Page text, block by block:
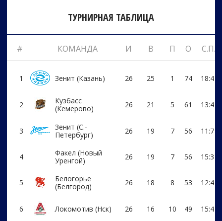
ТУРНИРНАЯ ТАБЛИЦА
# КОМАНДА И В П О С.П.
1 Зенит (Казань) 26 25 1 74 18:4
2
Кузбасс
(Кемерово)
26 21 5 61 13:4
3
Зенит (С.-
Петербург)
26 19 7 56 11:7
4
Факел (Новый
Уренгой)
26 19 7 56 15:3
5
Белогорье
(Белгород)
26 18 8 53 12:4
6 Локомотив (Нск) 26 16 10 49 15:4